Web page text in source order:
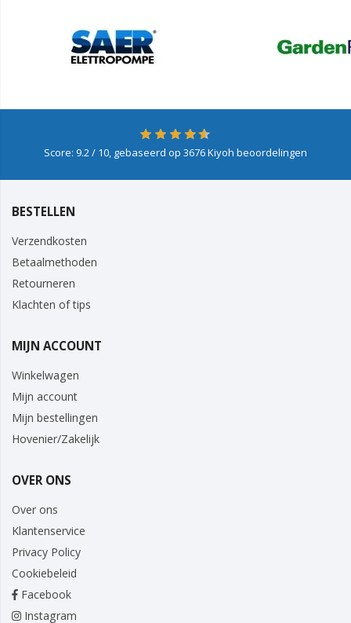
Score: 9.2/ 10, gebaseerd op 3676Kiyoh beoordelingen
BESTELLEN
Verzendkosten
Betaalmethoden
Retourneren
Klachten of tips
MIJN ACCOUNT
Winkelwagen
Mijn account
Mijn bestellingen
Hovenier/Zakelijk
OVER ONS
Over ons
Klantenservice
Privacy Policy
Cookiebeleid
Facebook
Instagram